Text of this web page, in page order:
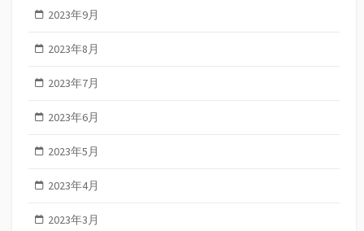
2023年9月
2023年8月
2023年7月
2023年6月
2023年5月
2023年4月
2023年3月